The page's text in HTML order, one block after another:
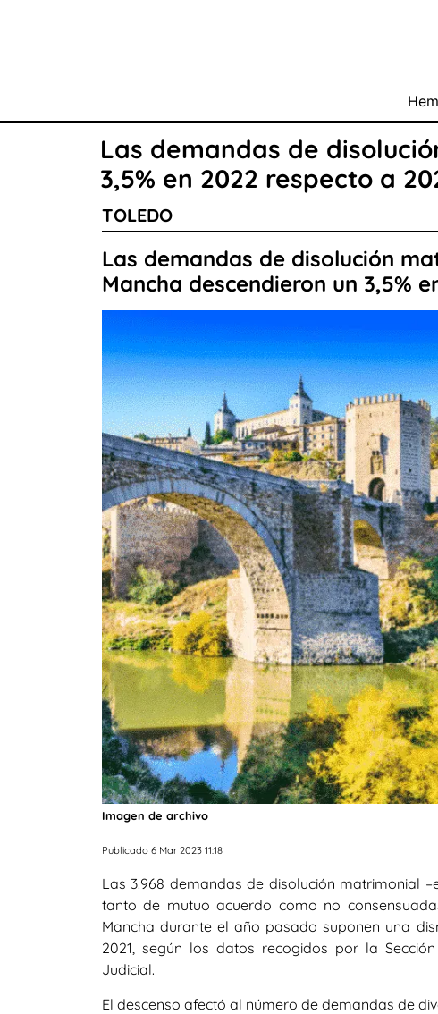
Las demandas de
3,5% en 2022 respecto a
TOLEDO
Las demandas de disolución
Mancha descendieron un 3,5%
Imagen de archivo
Publicado 6 Mar 2023 11:18
Las 3.968 demandas de disolución matrimonial
tanto de mutuo acuerdo como no
Mancha durante el año pasado suponen una
2021, según los datos recogidos por la
Judicial.
El descenso afectó al número de demandas de